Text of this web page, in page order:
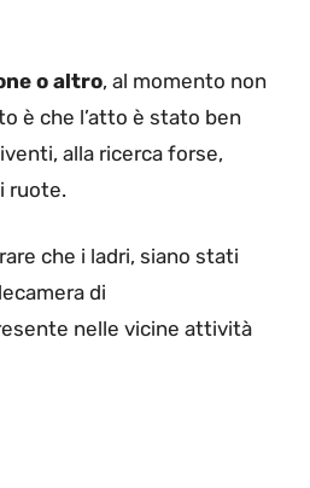
o altro, al momento non
è che l’atto è stato ben
alla ricerca forse,
ruote.
che i ladri, siano stati
di
nelle vicine attività